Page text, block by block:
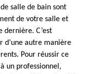
salle de bain sont
de votre salle et
dernière. C’est
d’une autre manière
Pour réussir ce
un professionnel,